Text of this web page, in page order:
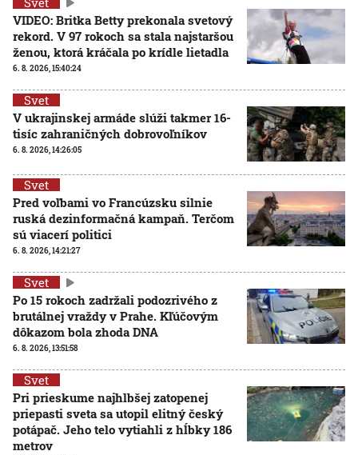
VIDEO: Britka Betty prekonala svetový
rekord. V 97 rokoch sa stala najstaršou
ženou, ktorá kráčala po krídle lietadla
6. 8. 2026, 15:40:24
Svet
V ukrajinskej armáde slúži takmer 16-
tisíc zahraničných dobrovoľníkov
6. 8. 2026, 14:26:05
Svet
Pred voľbami vo Francúzsku silnie
ruská dezinformačná kampaň. Terčom
sú viacerí politici
6. 8. 2026, 14:21:27
Svet
Po 15 rokoch zadržali podozrivého z
brutálnej vraždy v Prahe. Kľúčovým
dôkazom bola zhoda DNA
6. 8. 2026, 13:51:58
Svet
Pri prieskume najhlbšej zatopenej
priepasti sveta sa utopil elitný český
potápač. Jeho telo vytiahli z hĺbky 186
metrov